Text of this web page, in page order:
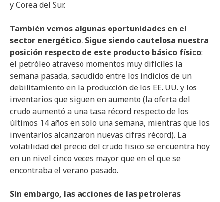
y Corea del Sur.
También vemos algunas oportunidades en el
sector energético. Sigue siendo cautelosa nuestra
posición respecto de este producto básico físico:
el petróleo atravesó momentos muy difíciles la
semana pasada, sacudido entre los indicios de un
debilitamiento en la producción de los EE. UU. y los
inventarios que siguen en aumento (la oferta del
crudo aumentó a una tasa récord respecto de los
últimos 14 años en solo una semana, mientras que los
inventarios alcanzaron nuevas cifras récord). La
volatilidad del precio del crudo físico se encuentra hoy
en un nivel cinco veces mayor que en el que se
encontraba el verano pasado.
Sin embargo, las acciones de las petroleras